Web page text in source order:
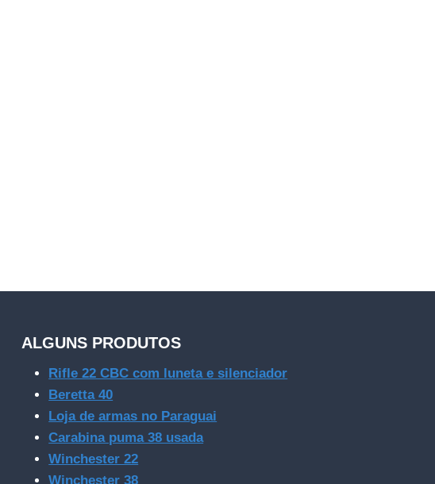
ALGUNS PRODUTOS
Rifle 22 CBC com luneta e silenciador
Beretta 40
Loja de armas no Paraguai
Carabina puma 38 usada
Winchester 22
Winchester 38